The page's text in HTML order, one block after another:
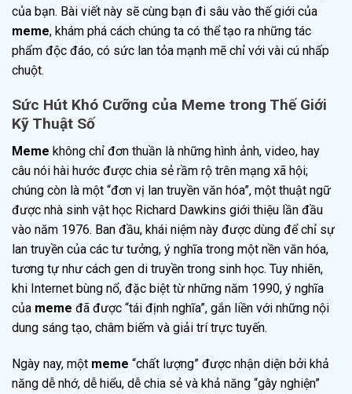
của bạn. Bài viết này sẽ cùng bạn đi sâu vào thế giới của
meme, khám phá cách chúng ta có thể tạo ra những tác
phẩm độc đáo, có sức lan tỏa mạnh mẽ chỉ với vài cú nhấp
chuột.
Sức Hút Khó Cưỡng của Meme trong Thế Giới
Kỹ Thuật Số
Meme không chỉ đơn thuần là những hình ảnh, video, hay
câu nói hài hước được chia sẻ rầm rộ trên mạng xã hội;
chúng còn là một “đơn vị lan truyền văn hóa”, một thuật ngữ
được nhà sinh vật học Richard Dawkins giới thiệu lần đầu
vào năm 1976. Ban đầu, khái niệm này được dùng để chỉ sự
lan truyền của các tư tưởng, ý nghĩa trong một nền văn hóa,
tương tự như cách gen di truyền trong sinh học. Tuy nhiên,
khi Internet bùng nổ, đặc biệt từ những năm 1990, ý nghĩa
của meme đã được “tái định nghĩa”, gắn liền với những nội
dung sáng tạo, châm biếm và giải trí trực tuyến.
Ngày nay, một meme “chất lượng” được nhận diện bởi khả
năng dễ nhớ, dễ hiểu, dễ chia sẻ và khả năng “gây nghiện”